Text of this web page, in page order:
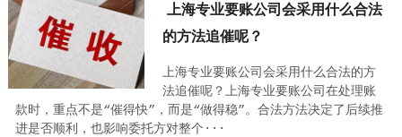
上海专业要账公司会采用什么合法
的方法追催呢？
上海专业要账公司会采用什么合法的方
法追催呢？上海专业要账公司在处理账
款时，重点不是“催得快”，而是“做得稳”。合法方法决定了后续推
进是否顺利，也影响委托方对整个···